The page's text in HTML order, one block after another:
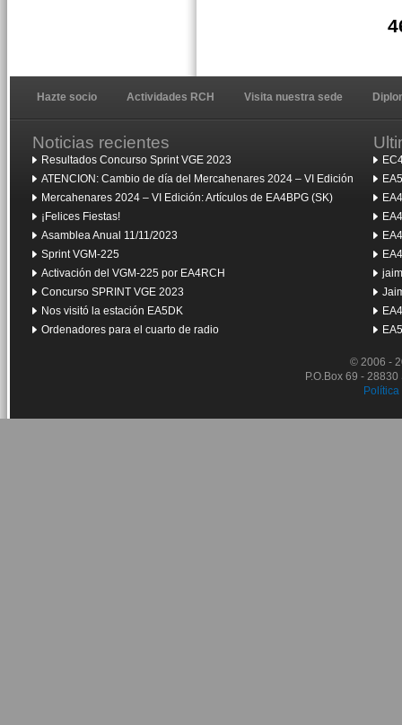
Hazte socio Actividades RCH Visita nuestra sede
Noticias recientes
Resultados Concurso Sprint VGE 2023
ATENCION: Cambio de día del Mercahenares 2024 – VI Edición
Mercahenares 2024 – VI Edición: Artículos de EA4BPG (SK)
¡Felices Fiestas!
Asamblea Anual 11/11/2023
Sprint VGM-225
Activación del VGM-225 por EA4RCH
Concurso SPRINT VGE 2023
Nos visitó la estación EA5DK
Ordenadores para el cuarto de radio
© 2006 -
P.O.Box 69 -